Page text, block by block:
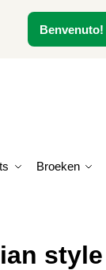
Benvenuto!
Broeken
style